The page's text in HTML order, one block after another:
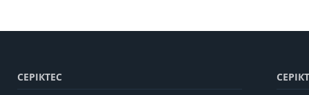
СЕРІКТЕС